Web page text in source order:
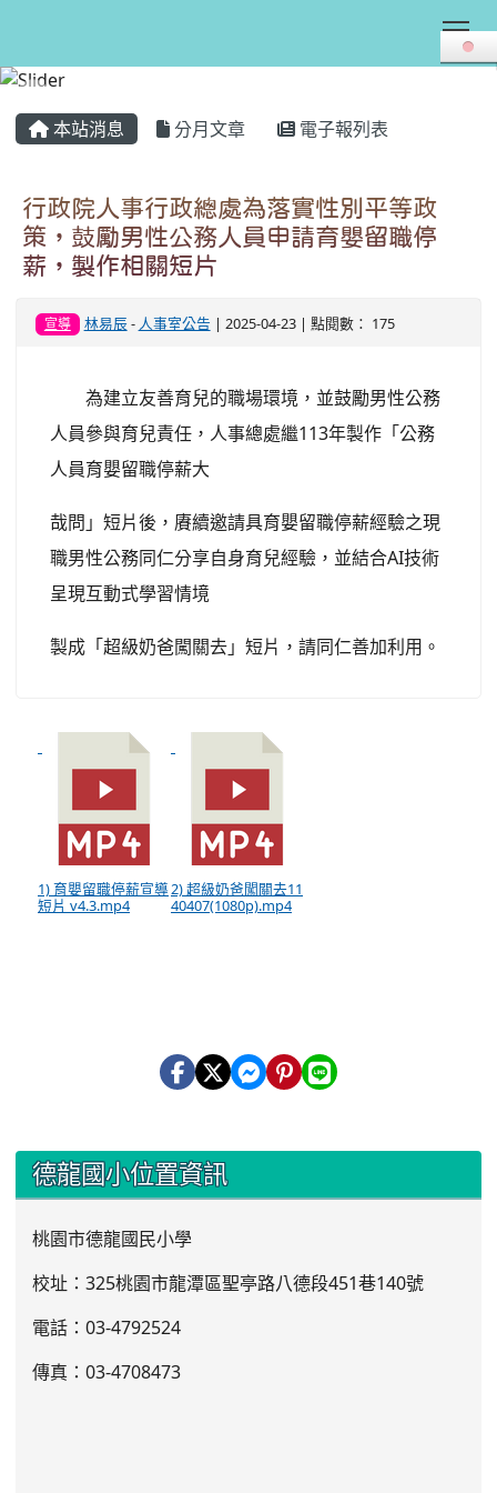
本站消息 分月文章 電子報列表
行政院人事行政總處為落實性別平等政
策，鼓勵男性公務人員申請育嬰留職停
薪，製作相關短片
宣導 林易辰- 人事室公告 | 2025-04-23 | 點閱數： 175
為建立友善育兒的職場環境，並鼓勵男性公務
人員參與育兒責任，人事總處繼113年製作「公務
人員育嬰留職停薪大
哉問」短片後，賡續邀請具育嬰留職停薪經驗之現
職男性公務同仁分享自身育兒經驗，並結合AI技術
呈現互動式學習情境
製成「超級奶爸闖關去」短片，請同仁善加利用。
1) 育嬰留職停薪宣導
短片 v4.3.mp4
2) 超級奶爸闖關去11
40407(1080p).mp4
::: 德龍國小位置資訊
桃園市德龍國民小學
校址：325桃園市龍潭區聖亭路八德段451巷140號
電話：03-4792524
傳真：03-4708473